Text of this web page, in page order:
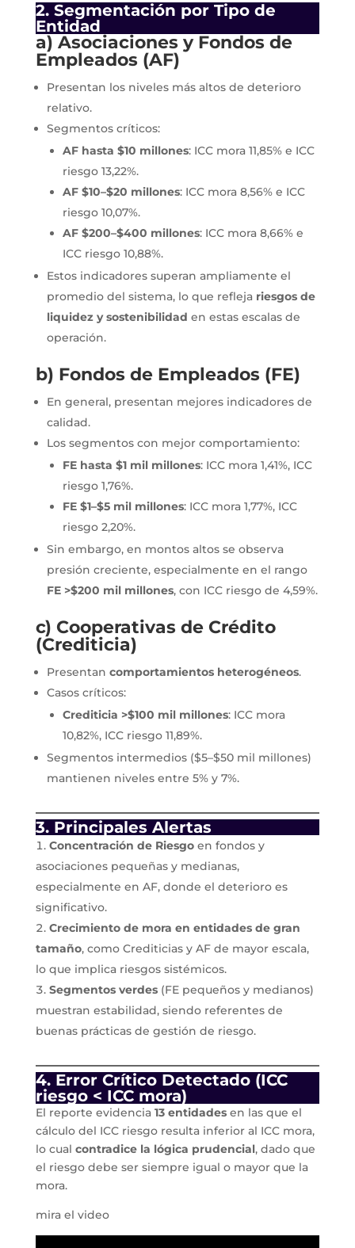
2. Segmentación por Tipo de
Entidad
a) Asociaciones y Fondos de
Empleados (AF)
Presentan los niveles más altos de deterioro
relativo.
Segmentos críticos:
AF hasta $10 millones: ICC mora 11,85% e ICC
riesgo 13,22%.
AF $10–$20 millones: ICC mora 8,56% e ICC
riesgo 10,07%.
AF $200–$400 millones: ICC mora 8,66% e
ICC riesgo 10,88%.
Estos indicadores superan ampliamente el
promedio del sistema, lo que refleja riesgos de
liquidez y sostenibilidad en estas escalas de
operación.
b) Fondos de Empleados (FE)
En general, presentan mejores indicadores de
calidad.
Los segmentos con mejor comportamiento:
FE hasta $1 mil millones: ICC mora 1,41%, ICC
riesgo 1,76%.
FE $1–$5 mil millones: ICC mora 1,77%, ICC
riesgo 2,20%.
Sin embargo, en montos altos se observa
presión creciente, especialmente en el rango
FE >$200 mil millones, con ICC riesgo de 4,59%.
c) Cooperativas de Crédito
(Crediticia)
Presentan comportamientos heterogéneos.
Casos críticos:
Crediticia >$100 mil millones: ICC mora
10,82%, ICC riesgo 11,89%.
Segmentos intermedios ($5–$50 mil millones)
mantienen niveles entre 5% y 7%.
3. Principales Alertas
Concentración de Riesgoen fondos y
asociaciones pequeñas y medianas,
especialmente en AF, donde el deterioro es
significativo.
Crecimiento de mora en entidades de gran
tamaño, como Crediticias y AF de mayor escala,
lo que implica riesgos sistémicos.
Segmentos verdes(FE pequeños y medianos)
muestran estabilidad, siendo referentes de
buenas prácticas de gestión de riesgo.
4. Error Crítico Detectado (ICC
riesgo < ICC mora)
El reporte evidencia 13 entidadesen las que el
cálculo del ICC riesgo resulta inferior al ICC mora,
lo cual contradice la lógica prudencial, dado que
el riesgo debe ser siempre igual o mayor que la
mora.
mira el video